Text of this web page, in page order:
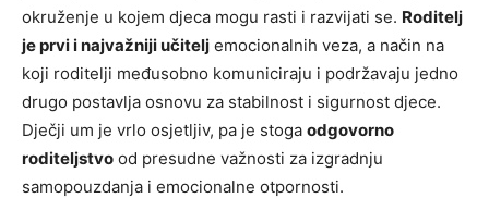
okruženje u kojem djeca mogu rasti i razvijati se. Roditelj
je prvi i najvažniji učitelj emocionalnih veza, a način na
koji roditelji međusobno komuniciraju i podržavaju jedno
drugo postavlja osnovu za stabilnost i sigurnost djece.
Dječji um je vrlo osjetljiv, pa je stoga odgovorno
roditeljstvo od presudne važnosti za izgradnju
samopouzdanja i emocionalne otpornosti.